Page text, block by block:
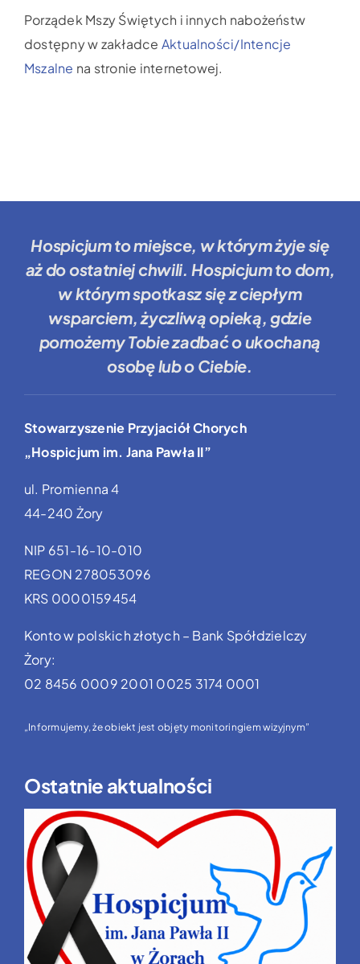
Porządek Mszy Świętych i innych nabożeństw
dostępny w zakładce Aktualności/Intencje
Mszalne na stronie internetowej.
Hospicjum to miejsce, w którym żyje się
aż do ostatniej chwili. Hospicjum to dom,
w którym spotkasz się z ciepłym
wsparciem, życzliwą opieką, gdzie
pomożemy Tobiezadbać o ukochaną
osobę lub o Ciebie.
Stowarzyszenie Przyjaciół Chorych
„Hospicjum im. Jana Pawła II”
ul. Promienna 4
44-240 Żory
NIP 651-16-10-010
REGON 278053096
KRS 0000159454
Konto w polskich złotych – Bank Spółdzielczy
Żory:
02 8456 0009 2001 0025 3174 0001
„Informujemy, że obiekt jest objęty monitoringiem wizyjnym”
Ostatnie aktualności